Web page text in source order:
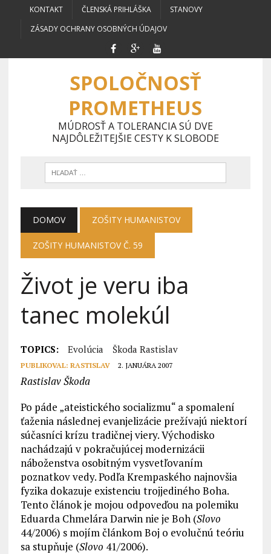
KONTAKT ČLENSKÁ PRIHLÁŠKA
STANOVY
ZÁSADY OCHRANY OSOBNÝCH ÚDAJOV
SPOLOČNOSŤ
PROMETHEUS
MÚDROSŤ A TOLERANCIA SÚ DVE
NAJDÔLEŽITEJŠIE CESTY K SLOBODE
DOMOV ZOŠITY HUMANISTOV
ZOŠITY HUMANISTOV Č. 59
Život je veru iba
tanec molekúl
TOPICS: Evolúcia Škoda Rastislav
PUBLIKOVAL: RASTISLAV 2. JANUÁRA 2007
Rastislav Škoda
Po páde „ateistického socializmu“ a spomalení
ťaženia následnej evanjelizácie prežívajú niektorí
súčasníci krízu tradičnej viery. Východisko
nachádzajú v pokračujúcej modernizácii
náboženstva osobitným vysvetľovaním
poznatkov vedy. Podľa Krempaského najnovšia
fyzika dokazuje existenciu trojjediného Boha.
Tento článok je mojou odpoveďou na polemiku
Eduarda Chmelára Darwin nie je Boh (Slovo
44/2006) s mojím článkom Boj o evolučnú teóriu
sa stupňuje (Slovo 41/2006).